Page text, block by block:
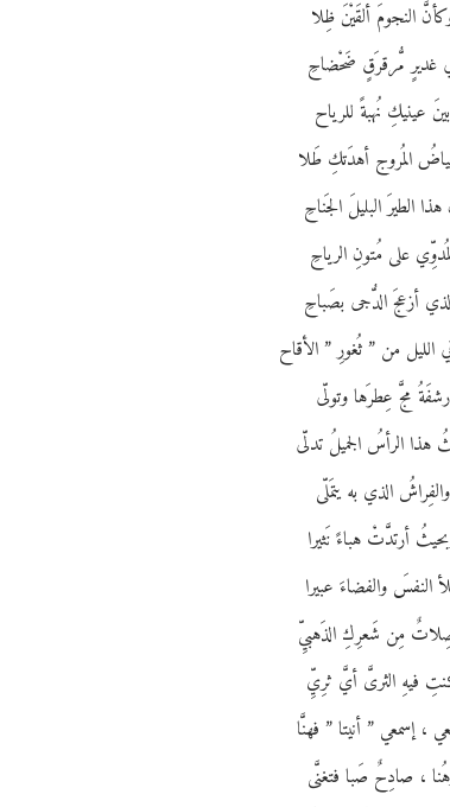
النجومَ ألقَيْنَ ظِلا
غديرٍ مُّرقرَقٍ ضَحْضاحِ
بينَ عينيكِ نُهبةً للرياح
المُروج أهدَتكِ طَلا
الطيرَ البليلَ الجَناحِ
على مُتونِ الرياحِ
أزعجَ الدُّجى بصَباحِ
من ” ثُغورِ ” الأقاح
رشفَةُ مجَّ عِطرَها وتولّى
هذا الرأسُ الجميلُ تدلّى
والفِراشُ الذي به يتمَلّى
أرتدَّتْ هباءً نَثيرا
النفسَ والفضاءَ عبيرا
مِن شَعرِكِ الذَهبيِّ
فيهِ الثرىَّ أيَّ ثرِيِّ
، إسمعي ” أنيتا ” فهنَّا
، صادِحٌ صَبا فتغنَّى